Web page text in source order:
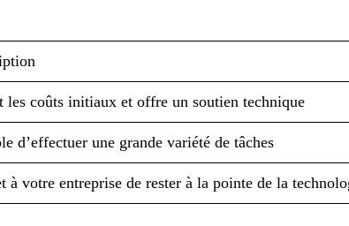
les coûts initiaux et offre un soutien technique
d’effectuer une grande variété de tâches
à votre entreprise de rester à la pointe de la